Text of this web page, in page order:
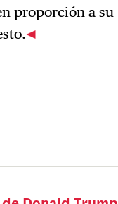
proporción a su